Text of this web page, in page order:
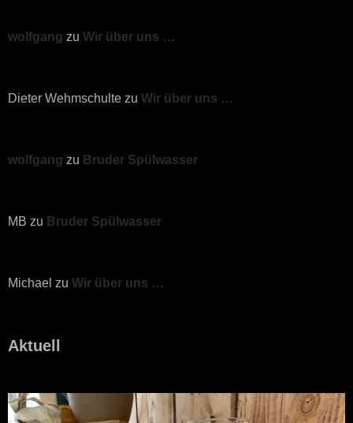
wolfgang zu Wir über uns …
Dieter Wehmschulte zu Wir über uns …
wolfgang zu Bruder Spülwasser
MB zu Bruder Spülwasser
Michael zu Wir über uns …
Aktuell